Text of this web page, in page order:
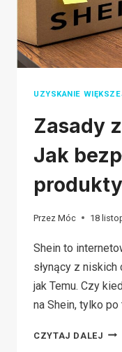
2026
UZYSKANIE
Zasady
Jak
Przez Móc 18
Shein to
słynący z niskich
jak Temu. Czy
na Shein, tylko
CZYTAJ DALEJ